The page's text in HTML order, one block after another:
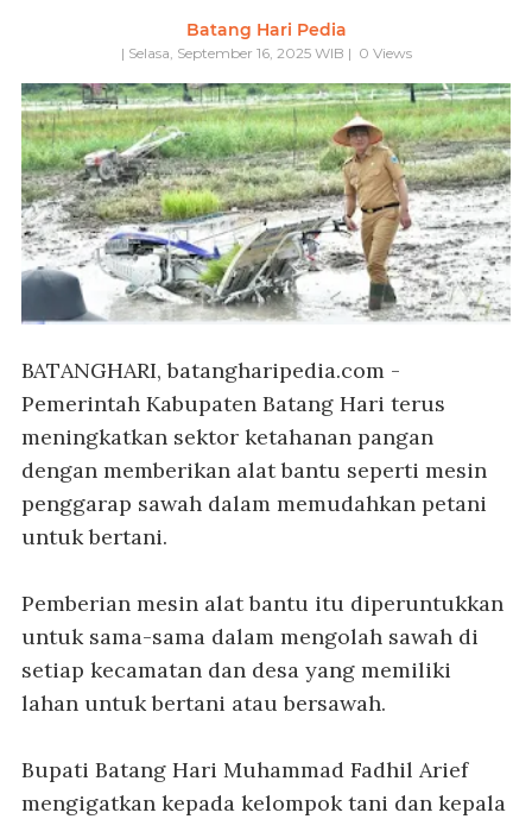
Batang Hari Pedia
| Selasa, September 16, 2025 WIB | 0 Views
BATANGHARI, batangharipedia.com -
Pemerintah Kabupaten Batang Hari terus
meningkatkan sektor ketahanan pangan
dengan memberikan alat bantu seperti mesin
penggarap sawah dalam memudahkan petani
untuk bertani.
Pemberian mesin alat bantu itu diperuntukkan
untuk sama-sama dalam mengolah sawah di
setiap kecamatan dan desa yang memiliki
lahan untuk bertani atau bersawah.
Bupati Batang Hari Muhammad Fadhil Arief
mengigatkan kepada kelompok tani dan kepala